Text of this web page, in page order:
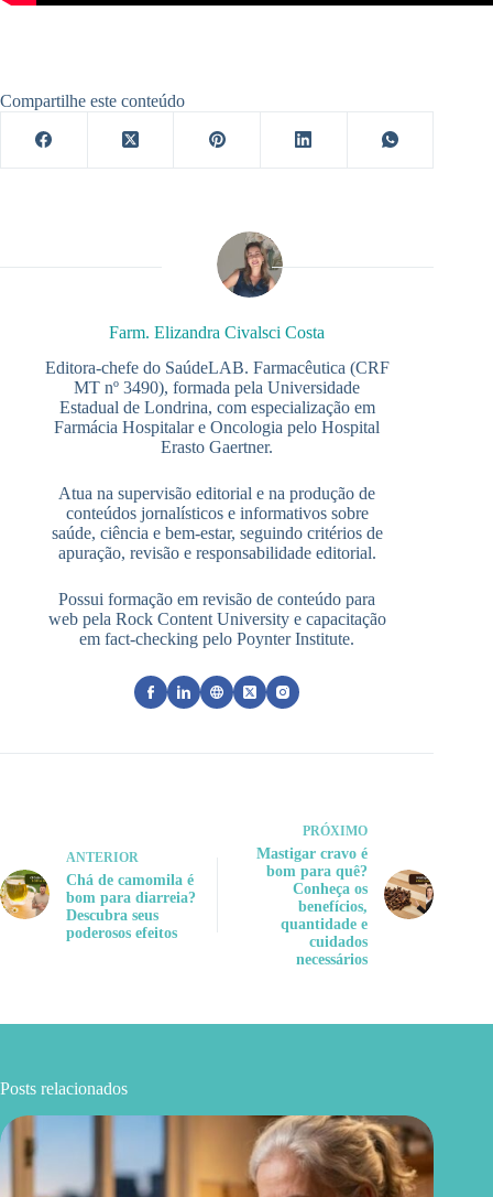
Compartilhe este conteúdo
Farm. Elizandra Civalsci Costa
Editora-chefe do SaúdeLAB. Farmacêutica (CRF
MT nº 3490), formada pela Universidade
Estadual de Londrina, com especialização em
Farmácia Hospitalar e Oncologia pelo Hospital
Erasto Gaertner.
Atua na supervisão editorial e na produção de
conteúdos jornalísticos e informativos sobre
saúde, ciência e bem-estar, seguindo critérios de
apuração, revisão e responsabilidade editorial.
Possui formação em revisão de conteúdo para
web pela Rock Content University e capacitação
em fact-checking pelo Poynter Institute.
ANTERIOR
Chá de camomila é
bom para diarreia?
Descubra seus
poderosos efeitos
PRÓXIMO
Mastigar cravo é
bom para quê?
Conheça os
benefícios,
quantidade e
cuidados
necessários
Posts relacionados